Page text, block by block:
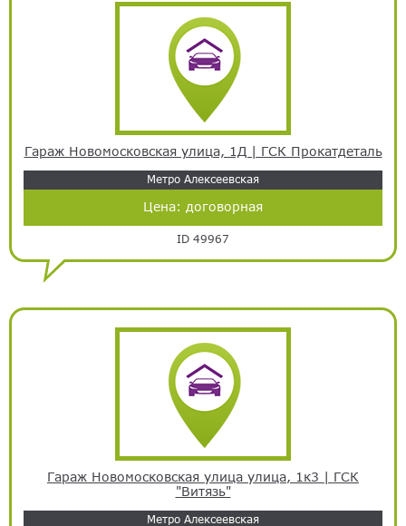
Гараж Новомосковская улица, 1Д | ГСК Прокатдеталь
Метро Алексеевская
Цена: договорная
ID 49967
Гараж Новомосковская улица улица, 1к3 | ГСК
"Витязь"
Метро Алексеевская